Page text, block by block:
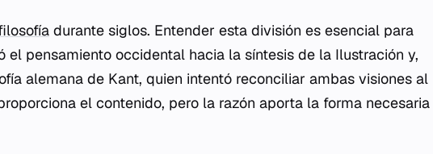
durante siglos. Entender esta división es esencial para
el pensamiento occidental hacia la síntesis de la Ilustración y,
alemana de Kant, quien intentó reconciliar ambas visiones al
el contenido, pero la razón aporta la forma necesaria